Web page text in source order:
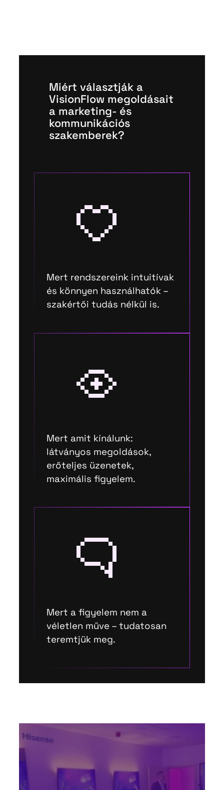
Miért választják a
VisionFlow megoldásait
a marketing- és
kommunikációs
szakemberek?
Mert rendszereink intuitívak
és könnyen használhatók –
szakértői tudás nélkül is.
Mert amit kínálunk:
látványos megoldások,
erőteljes üzenetek,
maximális figyelem.
Mert a figyelem nem a
véletlen műve – tudatosan
teremtjük meg.